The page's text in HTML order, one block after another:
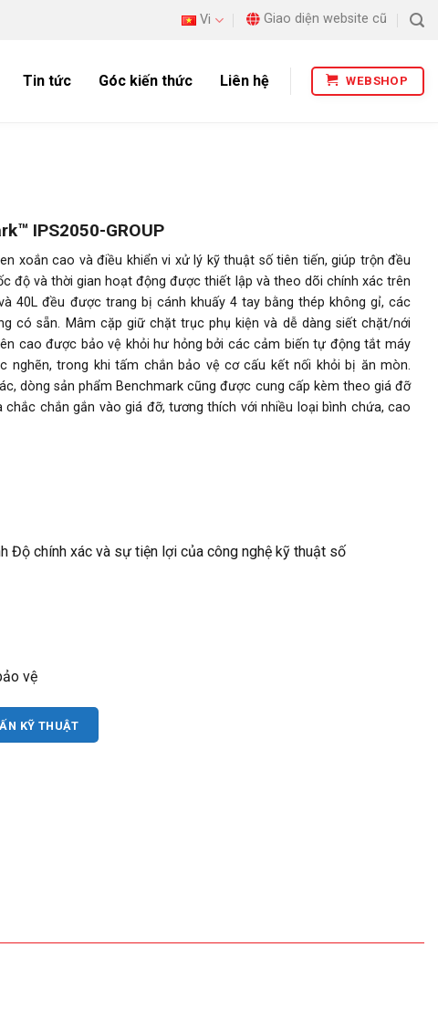
Vi Giao diện website cũ
Tin tức Góc kiến thức Liên hệ WEBSHOP
IPS2050-GROUP
xoắn cao và điều khiển vi xử lý kỹ thuật số tiên tiến, giúp trộn đều
độ và thời gian hoạt động được thiết lập và theo dõi chính xác trên
40L đều được trang bị cánh khuấy 4 tay bằng thép không gỉ, các
có sẵn. Mâm cặp giữ chặt trục phụ kiện và dễ dàng siết chặt/nới
cao được bảo vệ khỏi hư hỏng bởi các cảm biến tự động tắt máy
trong khi tấm chắn bảo vệ cơ cấu kết nối khỏi bị ăn mòn.
dòng sản phẩm Benchmark cũng được cung cấp kèm theo giá đỡ
chắc chắn gắn vào giá đỡ, tương thích với nhiều loại bình chứa, cao
Độ chính xác và sự tiện lợi của công nghệ kỹ thuật số
vệ
KỸ THUẬT